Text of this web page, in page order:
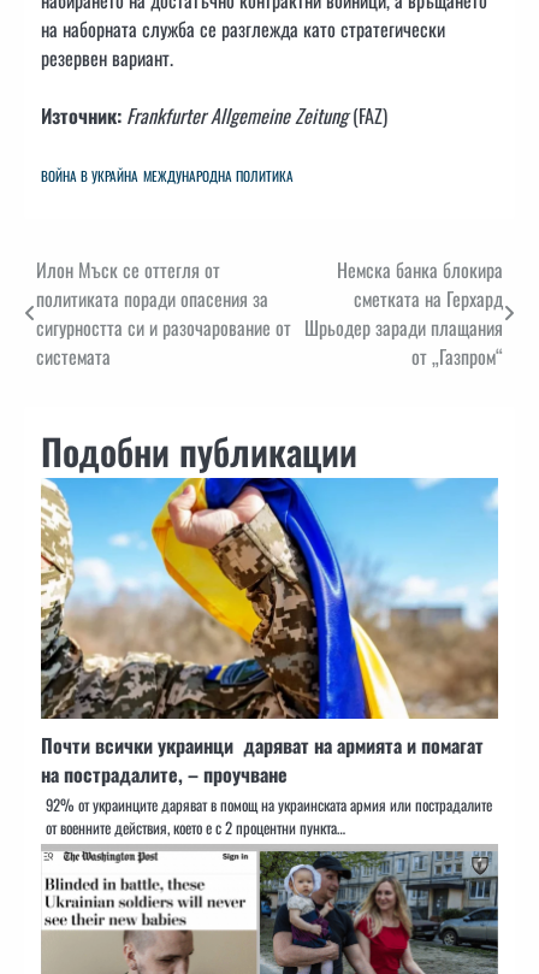
на наборната служба се разглежда като стратегически
резервен вариант.
Източник: Frankfurter Allgemeine Zeitung(FAZ)
ВОЙНА В УКРАЙНА МЕЖДУНАРОДНА ПОЛИТИКА
Навигация
Илон Мъск се оттегля от
политиката поради опасения за
сигурността си и разочарование от
системата
Немска банка блокира
сметката на Герхард
Шрьодер заради плащания
от „Газпром“
Подобни публикации
Почти всички украинци даряват на армията и помагат
на пострадалите, – проучване
92% от украинците даряват в помощ на украинската армия или пострадалите
от военните действия, което е с 2 процентни пункта…